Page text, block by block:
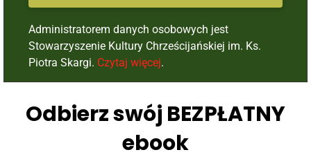
Administratorem danych osobowych jest
Stowarzyszenie Kultury Chrześcijańskiej im. Ks.
Piotra Skargi. Czytaj więcej.
Odbierz swój BEZPŁATNY
ebook